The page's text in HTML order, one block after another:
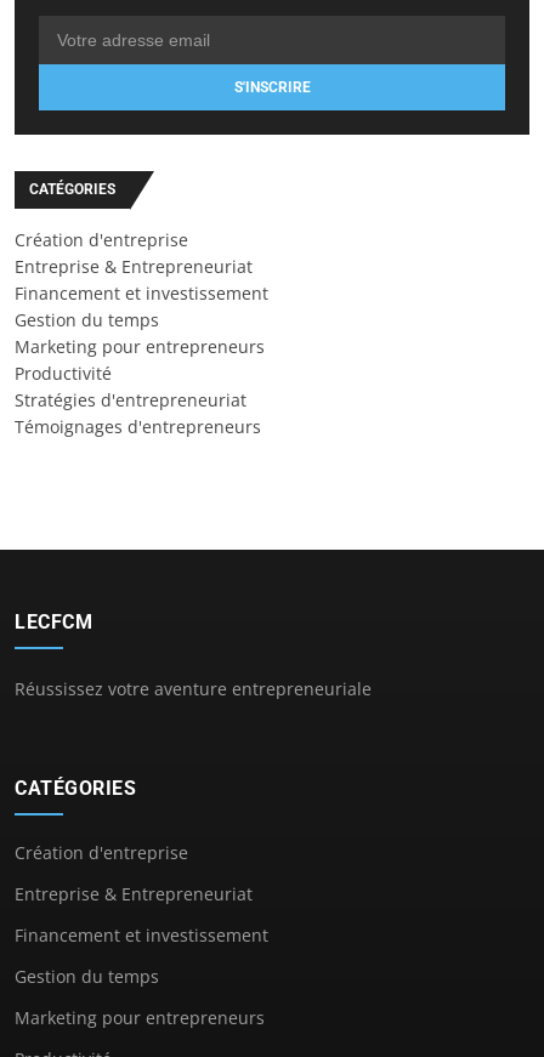
S'INSCRIRE
CATÉGORIES
Création d'entreprise
Entreprise & Entrepreneuriat
Financement et investissement
Gestion du temps
Marketing pour entrepreneurs
Productivité
Stratégies d'entrepreneuriat
Témoignages d'entrepreneurs
LECFCM
Réussissez votre aventure entrepreneuriale
CATÉGORIES
Création d'entreprise
Entreprise & Entrepreneuriat
Financement et investissement
Gestion du temps
Marketing pour entrepreneurs